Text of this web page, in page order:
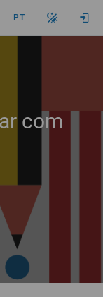
PT
com